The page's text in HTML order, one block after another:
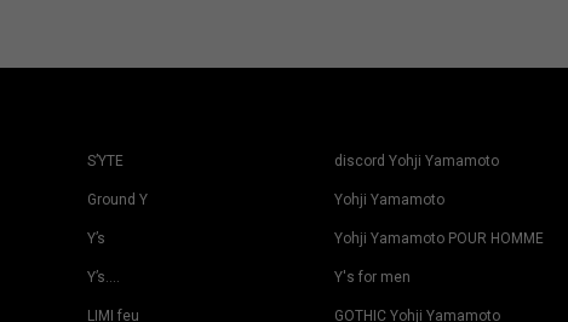
S’YTE
Ground Y
Y’s
Y’s….
LIMI feu
discord Yohji Yamamoto
Yohji Yamamoto
Yohji Yamamoto POUR HOMME
Y's for men
GOTHIC Yohji Yamamoto